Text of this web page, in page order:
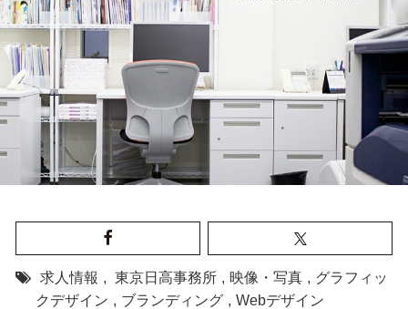
求人情報 , 東京日高事務所 , 映像・写真 , グラフィッ
クデザイン , ブランディング , Webデザイン